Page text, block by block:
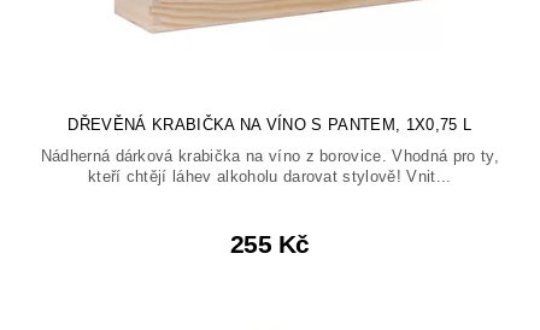
DŘEVĚNÁ KRABIČKA NA VÍNO S PANTEM, 1X0,75 L
Nádherná dárková krabička na víno z borovice. Vhodná pro ty,
kteří chtějí láhev alkoholu darovat stylově! Vnit...
255 Kč